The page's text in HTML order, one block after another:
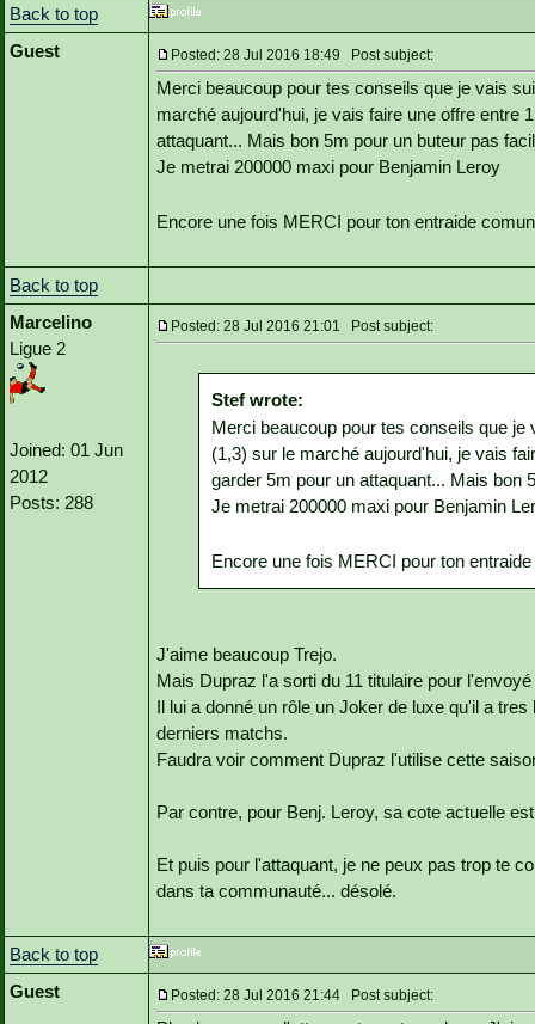
Back to top
Guest
Posted: 28 Jul 2016 18:49 Post subject:
Merci beaucoup pour tes conseils que je vais
marché aujourd'hui, je vais faire une offre entre
attaquant... Mais bon 5m pour un buteur pas
Je metrai 200000 maxi pour Benjamin Leroy
Encore une fois MERCI pour ton entraide
Back to top
Marcelino
Ligue 2
Joined: 01 Jun
2012
Posts: 288
Posted: 28 Jul 2016 21:01 Post subject:
Stef wrote:
Merci beaucoup pour tes conseils que
(1,3) sur le marché aujourd'hui, je vais
garder 5m pour un attaquant... Mais bon
Je metrai 200000 maxi pour Benjamin
Encore une fois MERCI pour ton
J'aime beaucoup Trejo.
Mais Dupraz l'a sorti du 11 titulaire pour
Il lui a donné un rôle un Joker de luxe qu'il a
derniers matchs.
Faudra voir comment Dupraz l'utilise cette
Par contre, pour Benj. Leroy, sa cote actuelle
Et puis pour l'attaquant, je ne peux pas trop te
dans ta communauté... désolé.
Back to top
Guest
Posted: 28 Jul 2016 21:44 Post subject: